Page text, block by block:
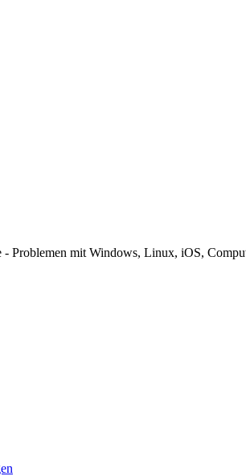
Problemen mit Windows, Linux, iOS,